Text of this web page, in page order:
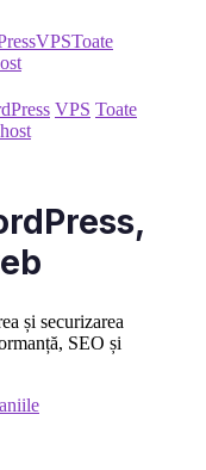
VPSToate
VPS Toate
și securizarea
SEO și